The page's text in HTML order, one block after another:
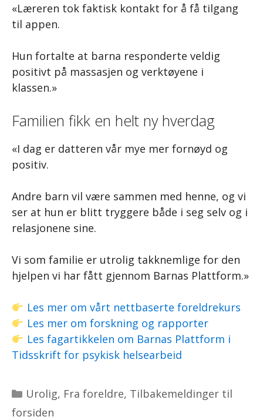
«Læreren tok faktisk kontakt for å få tilgang
til appen.
Hun fortalte at barna responderte veldig
positivt på massasjen og verktøyene i
klassen.»
Familien fikk en helt ny hverdag
«I dag er datteren vår mye mer fornøyd og
positiv.
Andre barn vil være sammen med henne, og vi
ser at hun er blitt tryggere både i seg selv og i
relasjonene sine.
Vi som familie er utrolig takknemlige for den
hjelpen vi har fått gjennom Barnas Plattform.»
Les mer om vårt nettbaserte foreldrekurs
Les mer om forskning og rapporter
Les fagartikkelen om Barnas Plattform i
Tidsskrift for psykisk helsearbeid
Kategorier
Urolig, Fra foreldre, Tilbakemeldinger til
forsiden